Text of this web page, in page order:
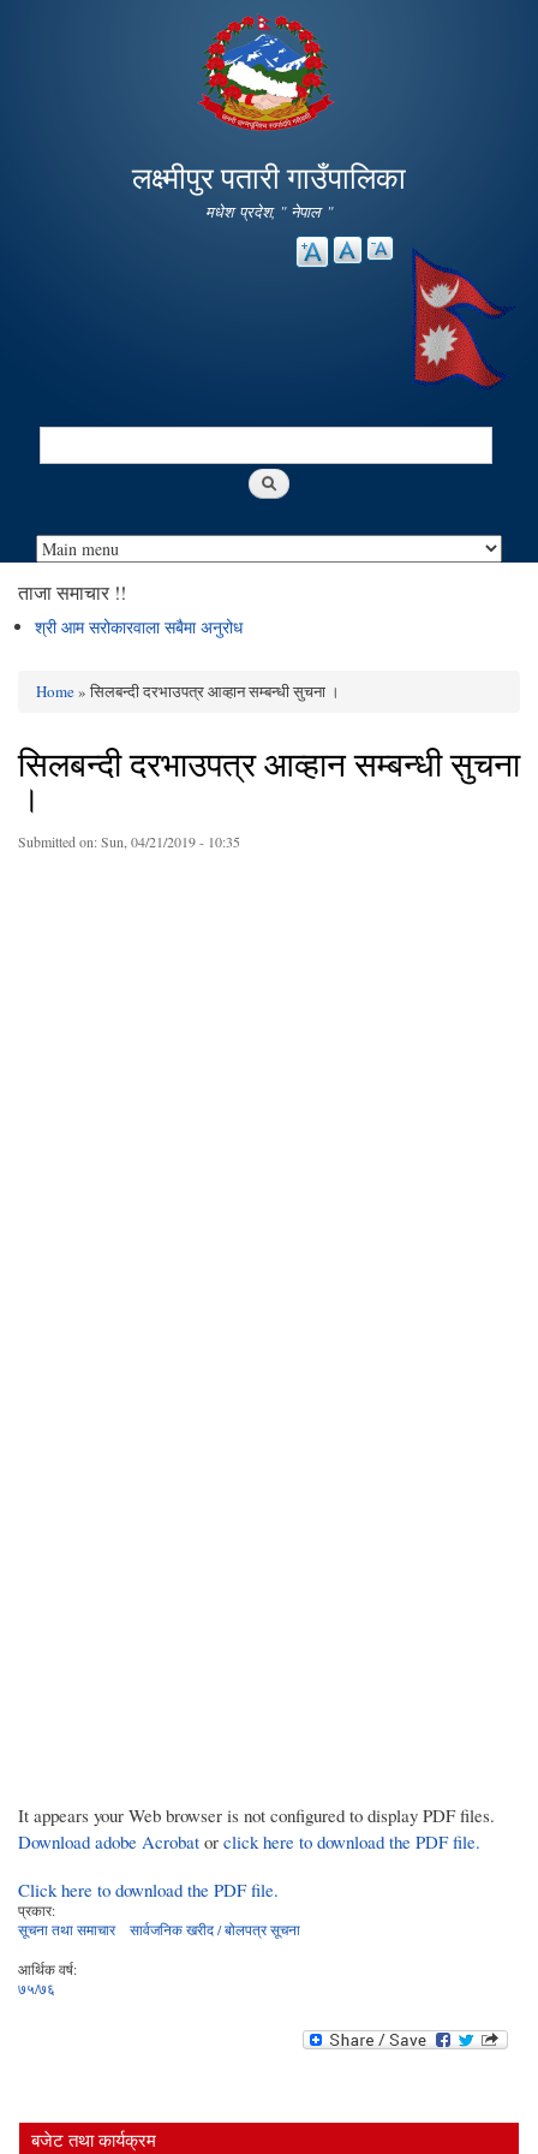
main
content
लक्ष्मीपुर पतारी गाउँपालिका
मधेश प्रदेश, " नेपाल "
Search
ताजा समाचार !!
श्री आम सरोकारवाला सबैमा अनुरोध
Home» सिलबन्दी दरभाउपत्र आव्हान सम्बन्धी सुचना ।
सिलबन्दी दरभाउपत्र आव्हान सम्बन्धी सुचना
।
Submitted on:Sun, 04/21/2019 - 10:35
It appears your Web browser is not configured to display PDF files.
Download adobe Acrobat or click here to download the PDF file.
Click here to download the PDF file.
प्रकार:
सूचना तथा समाचार
सार्वजनिक खरीद / बोलपत्र सूचना
आर्थिक वर्ष:
७५/७६
बजेट तथा कार्यक्रम